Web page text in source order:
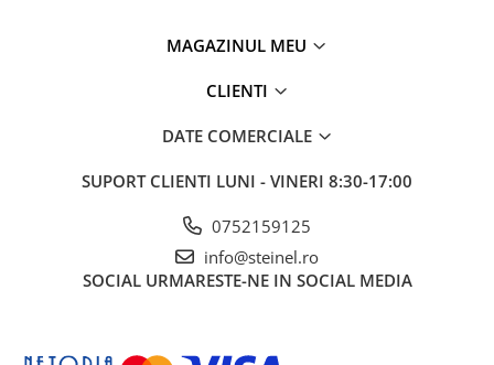
MAGAZINUL MEU
CLIENTI
DATE COMERCIALE
SUPORT CLIENTI LUNI - VINERI 8:30-17:00
0752159125
info@steinel.ro
SOCIAL URMARESTE-NE IN SOCIAL MEDIA